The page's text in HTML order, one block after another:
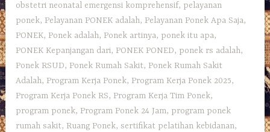
obstetri neonatal emergensi komprehensif, pelayanan
ponek, Pelayanan PONEK adalah, Pelayanan Ponek Apa Saja,
PONEK, Ponek adalah, Ponek artinya, ponek itu apa,
PONEK Kepanjangan dari, PONEK PONED, ponek rs adalah,
Ponek RSUD, Ponek Rumah Sakit, Ponek Rumah Sakit
Adalah, Program Kerja Ponek, Program Kerja Ponek 2025,
Program Kerja Ponek RS, Program Kerja Tim Ponek,
program ponek, Program Ponek 24 Jam, program ponek
rumah sakit, Ruang Ponek,sertifikat pelatihan kebidanan,